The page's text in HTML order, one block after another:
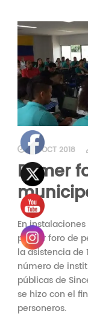
03 OCT 2018
Primer
En
primer foro de
la asistencia de
número de
públicas de
se hizo con el
personeros.